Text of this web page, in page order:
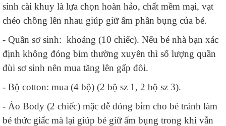
sinh cài khuy là lựa chọn hoàn hảo, chất mềm mại, vạt
chéo chồng lên nhau giúp giữ ấm phần bụng của bé.
- Quần sơ sinh: khoảng (10 chiếc). Nếu bé nhà bạn xác
định không đóng bỉm thường xuyên thì số lượng quần
đùi sơ sinh nên mua tăng lên gấp đôi.
- Bộ cotton: mua (4 bộ) (2 bộ sz 1, 2 bộ sz 3).
- Áo Body (2 chiếc) mặc đễ dóng bỉm cho bé tránh làm
bé thức giấc mà lại giúp bé giữ ấm bụng trong khi vẫn